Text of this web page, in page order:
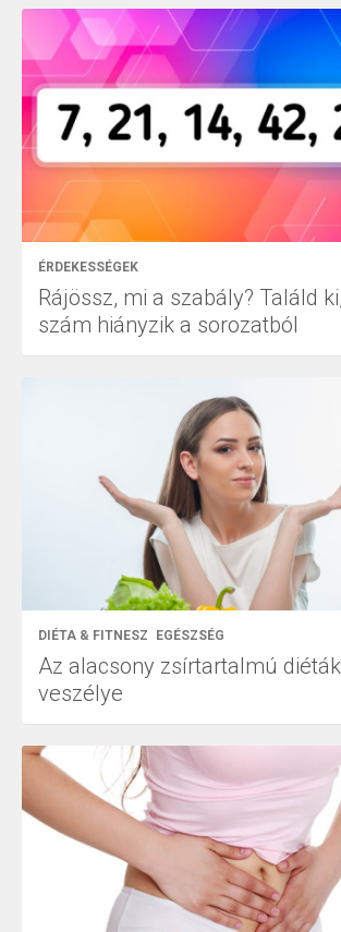
ÉRDEKESSÉGEK
Rájössz, mi a szabály? Találd
szám hiányzik a sorozatból
DIÉTA & FITNESZ EGÉSZSÉG
Az alacsony zsírtartalmú
veszélye